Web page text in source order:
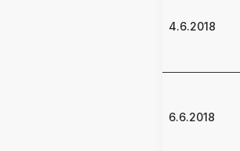
4.6.2018
6.6.2018